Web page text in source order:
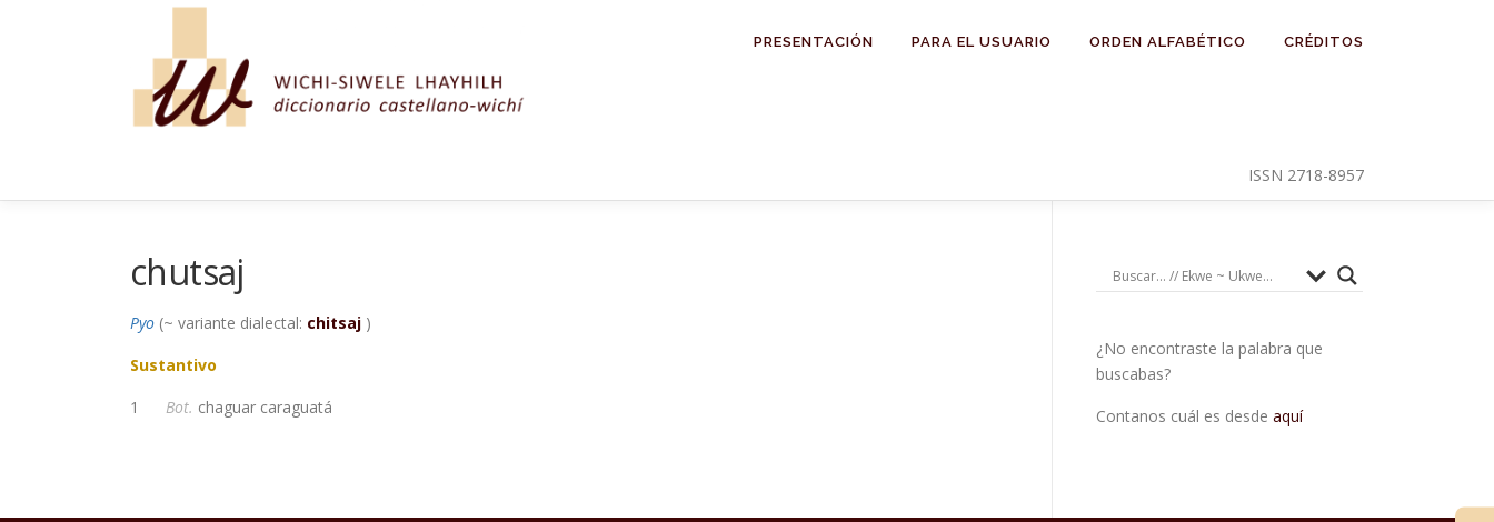
PRESENTACIÓN PARA EL USUARIO ORDEN ALFABÉTICO CRÉDITOS
ISSN 2718-8957
chutsaj
Pyo (~ variante dialectal: chitsaj )
Sustantivo
1 Bot. chaguar caraguatá
¿No encontraste la palabra que
buscabas?
Contanos cuál es desde aquí